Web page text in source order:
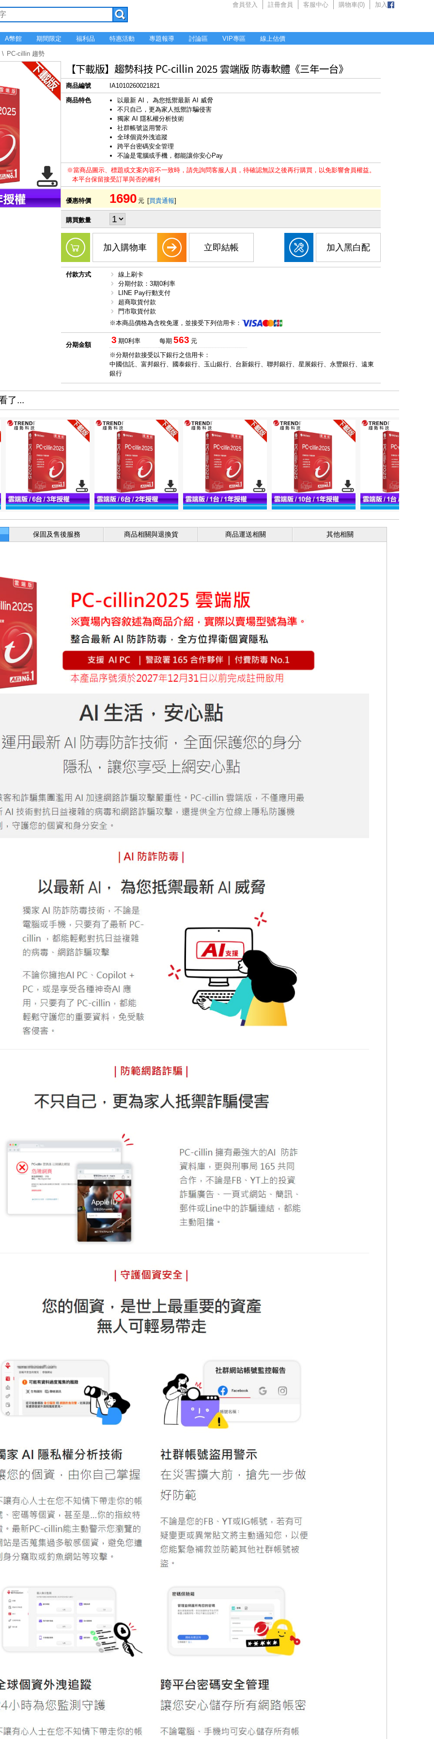
會員登入 註冊會員 客服中心 購物車(0) 加入
A幣館 期間限定 福利品 特惠活動 專題報導 討論區 VIP專區 線上估價
PC-cillin 趨勢
【下載版】趨勢科技 PC-cillin 2025 雲端版 防毒軟體《三年一台》
商品編號
IA1010260021821
商品特色
以最新 AI， 為您抵禦最新 AI 威脅
不只自己，更為家人抵禦詐騙侵害
獨家 AI 隱私權分析技術
社群帳號盜用警示
全球個資外洩追蹤
跨平台密碼安全管理
不論是電腦或手機，都能讓你安心Pay
※當商品圖示、標題或文案內容不一致時，請先詢問客服人員，待確認無誤之後再行購買，以免影響會員權益。
本平台保留接受訂單與否的權利
優惠特價 1690 元 [買貴通報]
購買數量
加入購物車 立即結帳 加入黑白配
付款方式
線上刷卡
分期付款：3期0利率
LINE Pay行動支付
超商取貨付款
門市取貨付款
※本商品價格為含稅免運，並接受下列信用卡：
分期金額 3 期0利率 每期 563 元
※分期付款接受以下銀行之信用卡：
中國信託、富邦銀行、國泰銀行、玉山銀行、台新銀行、聯邦銀行、星展銀行、永豐銀行、遠東
銀行
了...
保固及售後服務 商品相關與退換貨 商品運送相關 其他相關